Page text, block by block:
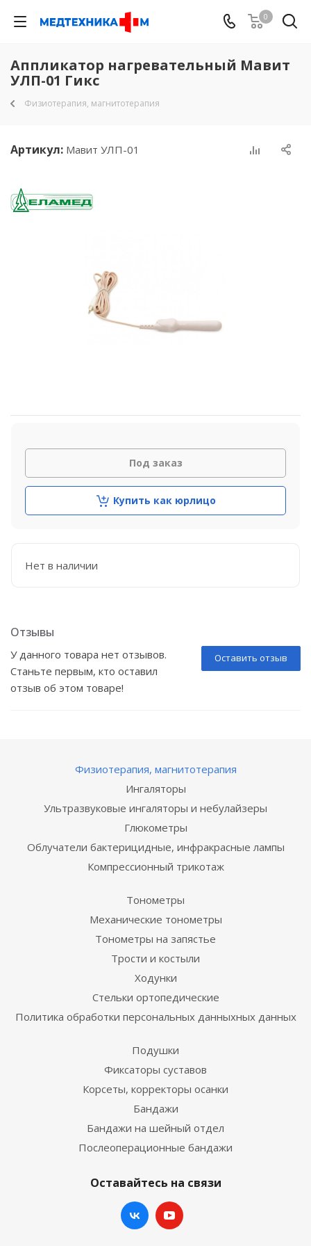
0
Аппликатор нагревательный Мавит
УЛП-01 Гикс
Физиотерапия, магнитотерапия
Артикул: Мавит УЛП-01
Под заказ
Купить как юрлицо
Нет в наличии
Отзывы
Оставить отзыв
У данного товара нет отзывов.
Станьте первым, кто оставил
отзыв об этом товаре!
Физиотерапия, магнитотерапия
Ингаляторы
Ультразвуковые ингаляторы и небулайзеры
Глюкометры
Облучатели бактерицидные, инфракрасные лампы
Компрессионный трикотаж
Тонометры
Механические тонометры
Тонометры на запястье
Трости и костыли
Ходунки
Стельки ортопедические
Политика обработки персональных данныхных данных
Подушки
Фиксаторы суставов
Корсеты, корректоры осанки
Бандажи
Бандажи на шейный отдел
Послеоперационные бандажи
Оставайтесь на связи